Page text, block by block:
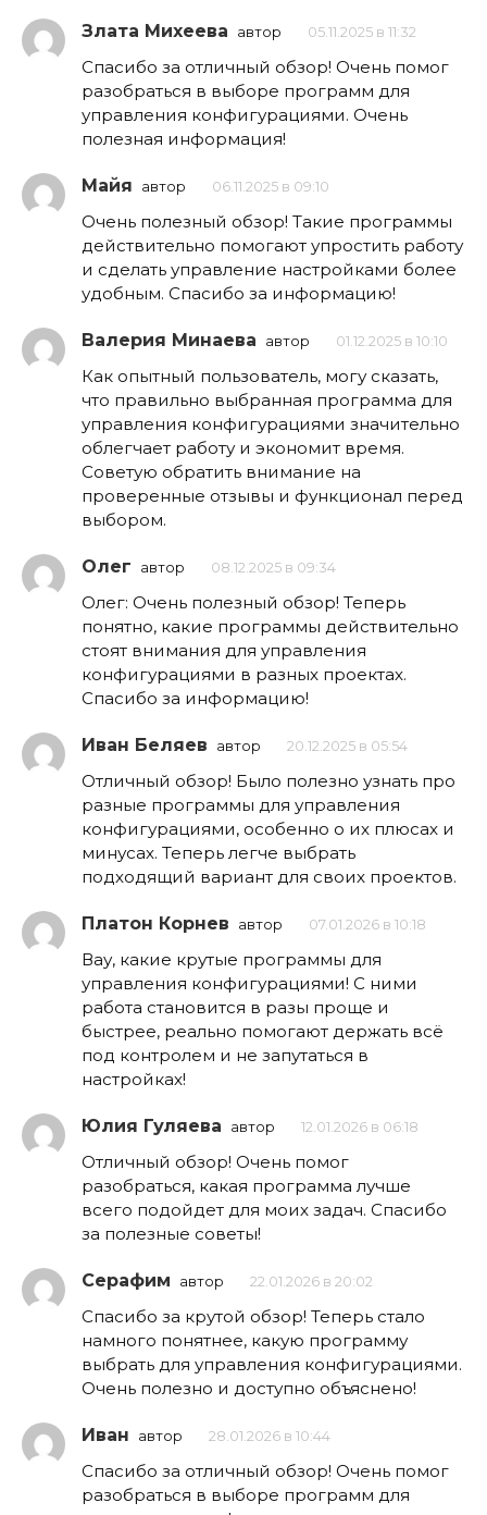
Злата Михеева автор 05.11.2025 в 11:32
Спасибо за отличный обзор! Очень помог
разобраться в выборе программ для
управления конфигурациями. Очень
полезная информация!
Майя автор 06.11.2025 в 09:10
Очень полезный обзор! Такие программы
действительно помогают упростить работу
и сделать управление настройками более
удобным. Спасибо за информацию!
Валерия Минаева автор 01.12.2025 в 10:10
Как опытный пользователь, могу сказать,
что правильно выбранная программа для
управления конфигурациями значительно
облегчает работу и экономит время.
Советую обратить внимание на
проверенные отзывы и функционал перед
выбором.
Олег автор 08.12.2025 в 09:34
Олег: Очень полезный обзор! Теперь
понятно, какие программы действительно
стоят внимания для управления
конфигурациями в разных проектах.
Спасибо за информацию!
Иван Беляев автор 20.12.2025 в 05:54
Отличный обзор! Было полезно узнать про
разные программы для управления
конфигурациями, особенно о их плюсах и
минусах. Теперь легче выбрать
подходящий вариант для своих проектов.
Платон Корнев автор 07.01.2026 в 10:18
Вау, какие крутые программы для
управления конфигурациями! С ними
работа становится в разы проще и
быстрее, реально помогают держать всё
под контролем и не запутаться в
настройках!
Юлия Гуляева автор 12.01.2026 в 06:18
Отличный обзор! Очень помог
разобраться, какая программа лучше
всего подойдет для моих задач. Спасибо
за полезные советы!
Серафим автор 22.01.2026 в 20:02
Спасибо за крутой обзор! Теперь стало
намного понятнее, какую программу
выбрать для управления конфигурациями.
Очень полезно и доступно объяснено!
Иван автор 28.01.2026 в 10:44
Спасибо за отличный обзор! Очень помог
разобраться в выборе программ для